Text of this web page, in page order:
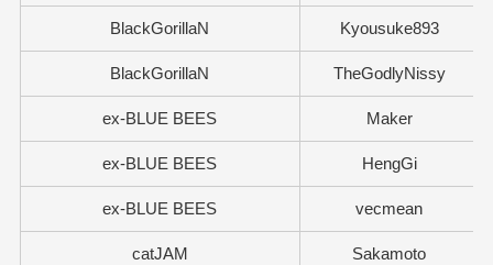
BlackGorillaN Kyousuke893
BlackGorillaN TheGodlyNissy
ex-BLUE BEES Maker
ex-BLUE BEES HengGi
ex-BLUE BEES vecmean
catJAM Sakamoto